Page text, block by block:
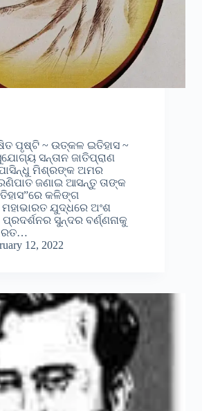
ପୃଷ୍ଟି ~ ଉତ୍କଳ ଇତିହାସ ~
ସନ୍ତାନ ଜାତିପ୍ରାଣ
ମିଶ୍ରଙ୍କ ଅମର
ଜଣାଇ ଆସନ୍ତୁ ତାଙ୍କ
କଳିଙ୍ଗ
ଯୁଦ୍ଧରେ ଅଂଶ
ସୁନ୍ଦର ବର୍ଣ୍ଣନାକୁ
12, 2022